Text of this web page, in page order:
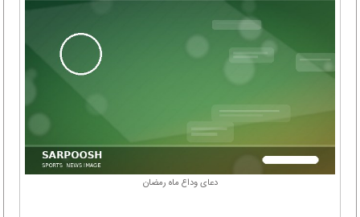
دعای وداع ماه رمضان